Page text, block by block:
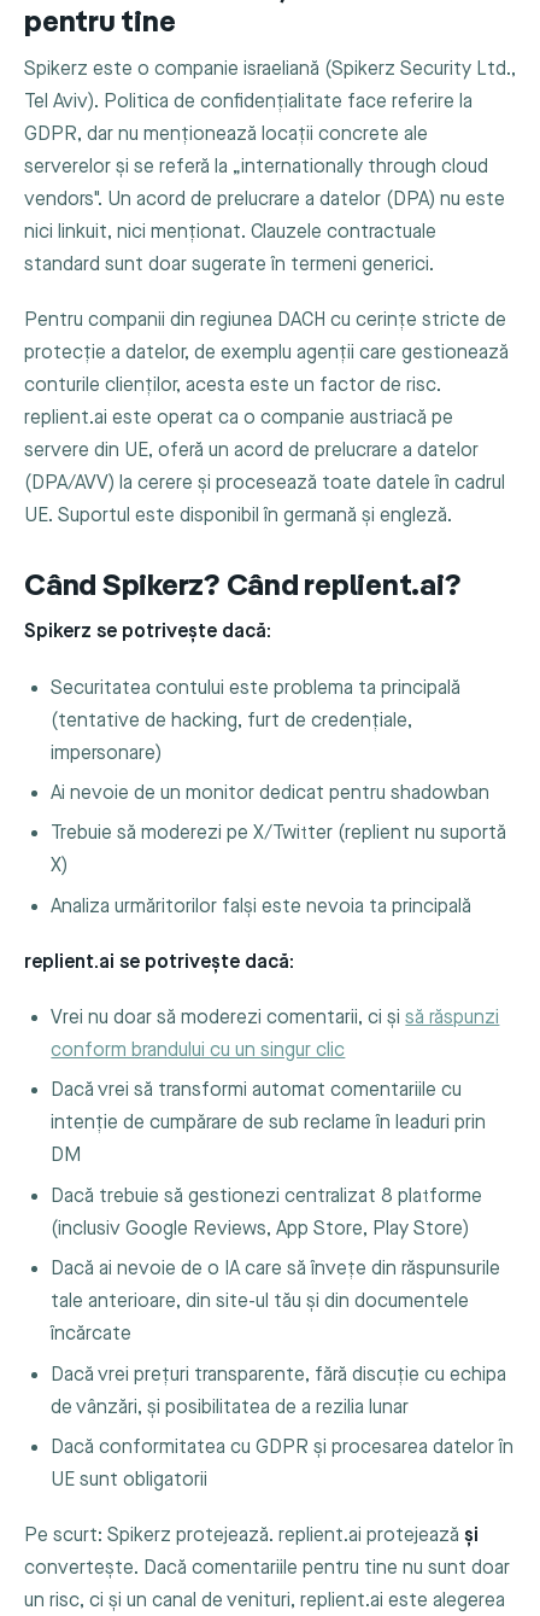
pentru tine
Spikerz este o companie israeliană (Spikerz Security Ltd.,
Tel Aviv). Politica de confidențialitate face referire la
GDPR, dar nu menționează locații concrete ale
serverelor și se referă la „internationally through cloud
vendors". Un acord de prelucrare a datelor (DPA) nu este
nici linkuit, nici menționat. Clauzele contractuale
standard sunt doar sugerate în termeni generici.
Pentru companii din regiunea DACH cu cerințe stricte de
protecție a datelor, de exemplu agenții care gestionează
conturile clienților, acesta este un factor de risc.
replient.ai este operat ca o companie austriacă pe
servere din UE, oferă un acord de prelucrare a datelor
(DPA/AVV) la cerere și procesează toate datele în cadrul
UE. Suportul este disponibil în germană și engleză.
Când Spikerz? Când replient.ai?
Spikerz se potrivește dacă:
Securitatea contului este problema ta principală
(tentative de hacking, furt de credențiale,
impersonare)
Ai nevoie de un monitor dedicat pentru shadowban
Trebuie să moderezi pe X/Twitter (replient nu suportă
X)
Analiza urmăritorilor falși este nevoia ta principală
replient.ai se potrivește dacă:
Vrei nu doar să moderezi comentarii, ci șisă răspunzi
conform brandului cu un singur clic
Dacă vrei să transformi automat comentariile cu
intenție de cumpărare de sub reclame în leaduri prin
DM
Dacă trebuie să gestionezi centralizat 8 platforme
(inclusiv Google Reviews, App Store, Play Store)
Dacă ai nevoie de o IA care să învețe din răspunsurile
tale anterioare, din site-ul tău și din documentele
încărcate
Dacă vrei prețuri transparente, fără discuție cu echipa
de vânzări, și posibilitatea de a rezilia lunar
Dacă conformitatea cu GDPR și procesarea datelor în
UE sunt obligatorii
Pe scurt: Spikerz protejează. replient.ai protejează și
convertește. Dacă comentariile pentru tine nu sunt doar
un risc, ci și un canal de venituri, replient.ai este alegerea